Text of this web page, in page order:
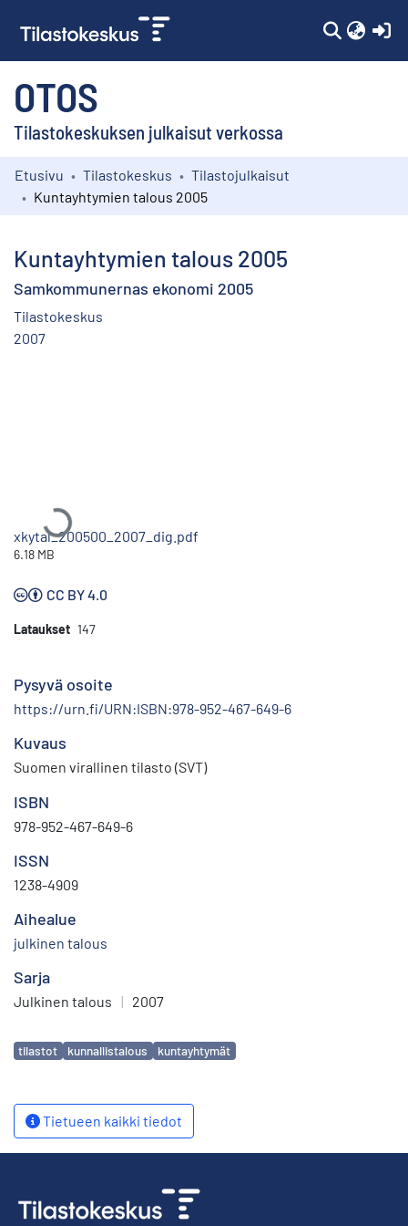
OTOS
Tilastokeskuksen julkaisut verkossa
Kokoelmat
Etusivu Tilastokeskus
Tilastojulkaisut
Kuntayhtymien talous 2005
Kuntayhtymien talous 2005
Samkommunernas ekonomi 2005
Tilastokeskus
2007
Ladataan...
xkytal_200500_2007_dig.pdf
6.18 MB
CC BY 4.0
Lataukset 147
Pysyvä osoite
https://urn.fi/URN:ISBN:978-952-467-649-6
Kuvaus
Suomen virallinen tilasto (SVT)
ISBN
978-952-467-649-6
ISSN
1238-4909
Aihealue
julkinen talous
Sarja
Julkinen talous | 2007
Avainsanat
tilastot kunnallistalous kuntayhtymät
Tietueen kaikki tiedot